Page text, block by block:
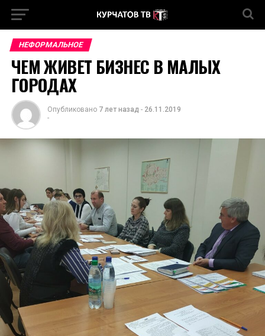
НЕФОРМАЛЬНОЕ
ЧЕМ ЖИВЕТ БИЗНЕС В МАЛЫХ
ГОРОДАХ
Опубликовано 7 лет назад - 26.11.2019
-